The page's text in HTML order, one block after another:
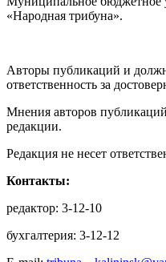
«Народная трибуна».
Авторы публикаций и
ответственность за
Мнения авторов
редакции.
Редакция не несет
Контакты:
редактор: 3-12-10
бухгалтерия: 3-12-12